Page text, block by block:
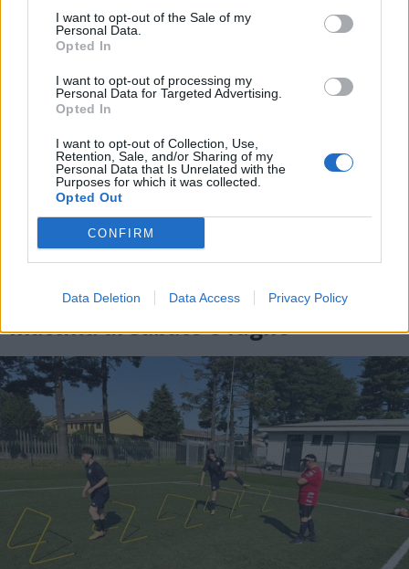
I want to opt-out of the Sale of my
Personal Data.
Opted In
I want to opt-out of processing my
Personal Data for Targeted Advertising.
Opted In
I want to opt-out of Collection, Use,
Retention, Sale, and/or Sharing of my
Personal Data that Is Unrelated with the
Purposes for which it was collected.
Opted Out
CONFIRM
Data Deletion Data Access Privacy Policy
MALTEMPO
Temporali e vento, allerta gialla
anche nell’Alto Milanese fino alla
mattina di sabato 8 luglio